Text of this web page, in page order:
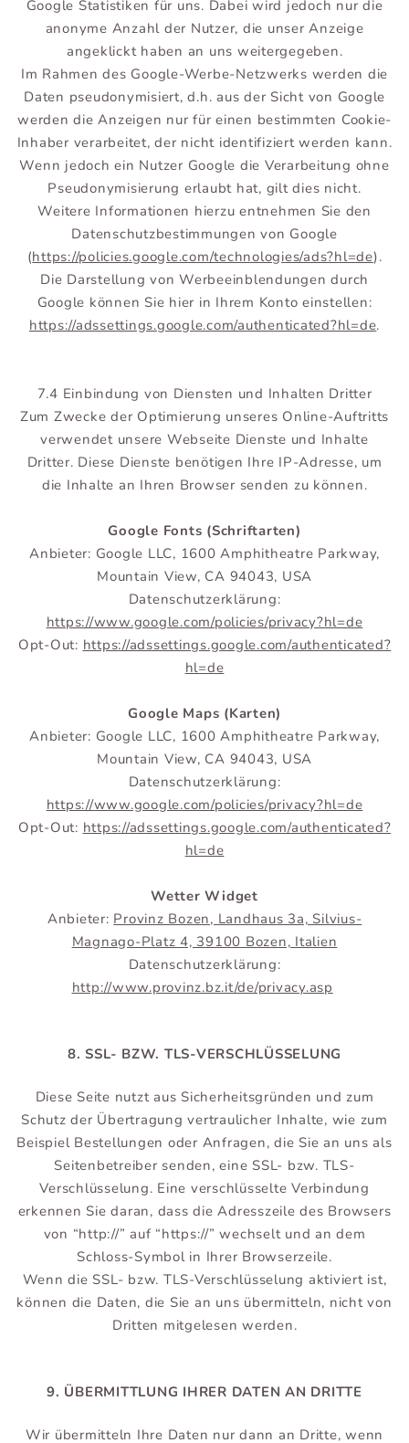
Google Statistiken für uns. Dabei wird jedoch nur die
anonyme Anzahl der Nutzer, die unser Anzeige
angeklickt haben an uns weitergegeben.
Im Rahmen des Google-Werbe-Netzwerks werden die
Daten pseudonymisiert, d.h. aus der Sicht von Google
werden die Anzeigen nur für einen bestimmten Cookie-
Inhaber verarbeitet, der nicht identifiziert werden kann.
Wenn jedoch ein Nutzer Google die Verarbeitung ohne
Pseudonymisierung erlaubt hat, gilt dies nicht.
Weitere Informationen hierzu entnehmen Sie den
Datenschutzbestimmungen von Google
(https://policies.google.com/technologies/ads?hl=de).
Die Darstellung von Werbeeinblendungen durch
Google können Sie hier in Ihrem Konto einstellen:
https://adssettings.google.com/authenticated?hl=de.
7.4 Einbindung von Diensten und Inhalten Dritter
Zum Zwecke der Optimierung unseres Online-Auftritts
verwendet unsere Webseite Dienste und Inhalte
Dritter. Diese Dienste benötigen Ihre IP-Adresse, um
die Inhalte an Ihren Browser senden zu können.
Google Fonts (Schriftarten)
Anbieter: Google LLC, 1600 Amphitheatre Parkway,
Mountain View, CA 94043, USA
Datenschutzerklärung:
https://www.google.com/policies/privacy?hl=de
Opt-Out: https://adssettings.google.com/authenticated?
hl=de
Google Maps (Karten)
Anbieter: Google LLC, 1600 Amphitheatre Parkway,
Mountain View, CA 94043, USA
Datenschutzerklärung:
https://www.google.com/policies/privacy?hl=de
Opt-Out: https://adssettings.google.com/authenticated?
hl=de
Wetter Widget
Anbieter: Provinz Bozen, Landhaus 3a, Silvius-
Magnago-Platz 4, 39100 Bozen, Italien
Datenschutzerklärung:
http://www.provinz.bz.it/de/privacy.asp
8. SSL- BZW. TLS-VERSCHLÜSSELUNG
Diese Seite nutzt aus Sicherheitsgründen und zum
Schutz der Übertragung vertraulicher Inhalte, wie zum
Beispiel Bestellungen oder Anfragen, die Sie an uns als
Seitenbetreiber senden, eine SSL- bzw. TLS-
Verschlüsselung. Eine verschlüsselte Verbindung
erkennen Sie daran, dass die Adresszeile des Browsers
von “http://” auf “https://” wechselt und an dem
Schloss-Symbol in Ihrer Browserzeile.
Wenn die SSL- bzw. TLS-Verschlüsselung aktiviert ist,
können die Daten, die Sie an uns übermitteln, nicht von
Dritten mitgelesen werden.
9. ÜBERMITTLUNG IHRER DATEN AN DRITTE
Wir übermitteln Ihre Daten nur dann an Dritte, wenn